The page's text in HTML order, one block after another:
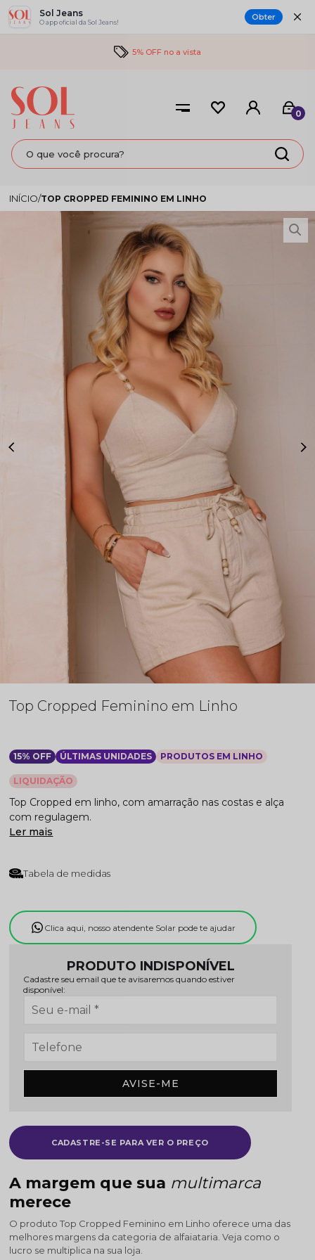
Sol Jeans
O app oficial da Sol Jeans! Obter
5% OFF no a vista
0
TOP CROPPED FEMININO EM LINHO
Top Cropped Feminino em Linho
CADASTRE-SE PARA VER O PREÇO
15% OFF ÚLTIMAS UNIDADES PRODUTOS EM LINHO
LIQUIDAÇÃO
Top Cropped em linho, com amarração nas costas e alça
com regulagem.
Ler mais
Tabela de medidas
Clica aqui, nosso atendente Solar pode te ajudar
PRODUTO INDISPONÍVEL
Cadastre seu email que te avisaremos quando estiver
disponível:
AVISE-ME
A margem que sua multimarca
merece
O produto Top Cropped Feminino em Linho oferece uma das
melhores margens da categoria de alfaiataria. Veja como o
lucro se multiplica na sua loja.